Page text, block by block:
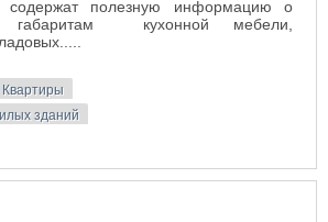
содержат полезную информацию о
габаритам кухонной мебели,
Квартиры
зданий